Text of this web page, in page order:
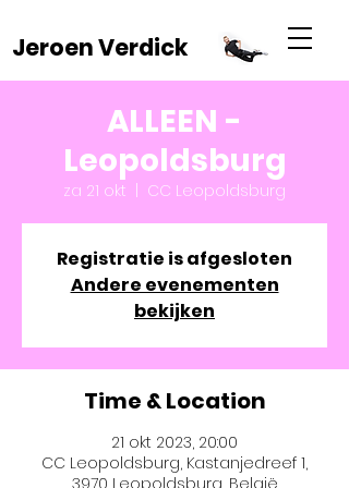
Jeroen Verdick
ALLEEN -
Leopoldsburg
za 21 okt CC Leopoldsburg
Registratie is afgesloten
Andere evenementen
bekijken
Time & Location
21 okt 2023, 20:00
CC Leopoldsburg, Kastanjedreef 1,
3970 Leopoldsburg, België